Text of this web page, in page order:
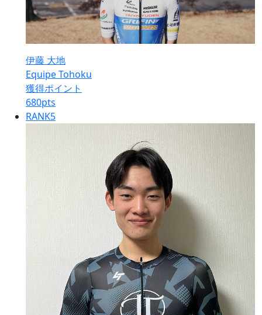
伊藤 大地
Equipe Tohoku
獲得ポイント
680pts
RANK5